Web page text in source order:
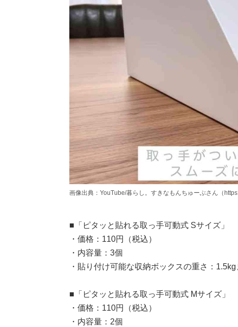
画像出典：YouTube/暮らし。すきなもんちゅーぶさん（
■「ピタッと貼れる取っ手可動式 Sサイズ」
・価格：110円（税込）
・内容量：3個
・貼り付け可能な収納ボックスの重さ：1.5kg
■「ピタッと貼れる取っ手可動式 Mサイズ」
・価格：110円（税込）
・内容量：2個